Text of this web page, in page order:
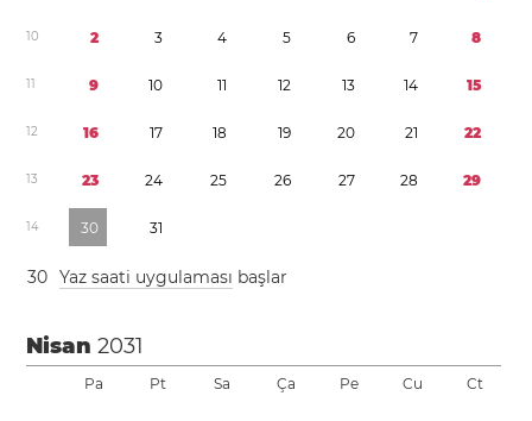
10 2 3 4 5 6 7 8
11 9 10 11 12 13 14 15
12 16 17 18 19 20 21 22
13 23 24 25 26 27 28 29
14 30 31
30 Yaz saati uygulaması başlar
Nisan2031
Pa Pt Sa Ça Pe Cu Ct